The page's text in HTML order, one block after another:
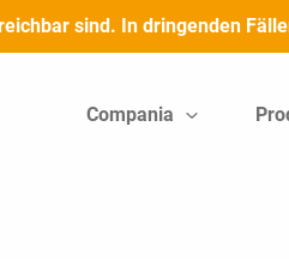
sind. In dringenden
Compania